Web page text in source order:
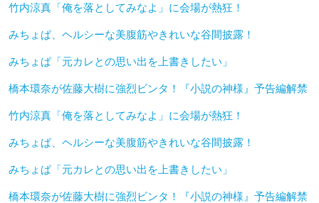
竹内涼真「俺を落としてみなよ」に会場が熱狂！
みちょぱ、ヘルシーな美腹筋やきれいな谷間披露！
みちょぱ「元カレとの思い出を上書きしたい」
橋本環奈が佐藤大樹に強烈ビンタ！『小説の神様』予告編解禁
竹内涼真「俺を落としてみなよ」に会場が熱狂！
みちょぱ、ヘルシーな美腹筋やきれいな谷間披露！
みちょぱ「元カレとの思い出を上書きしたい」
橋本環奈が佐藤大樹に強烈ビンタ！『小説の神様』予告編解禁